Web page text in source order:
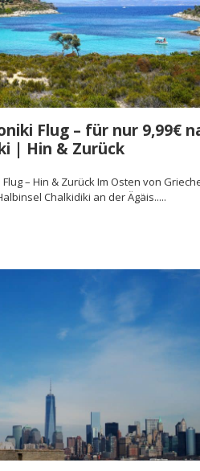
Flug – für nur 9,99€
| Hin & Zurück
– Hin & Zurück Im Osten von
Chalkidiki an der Ägäis.....